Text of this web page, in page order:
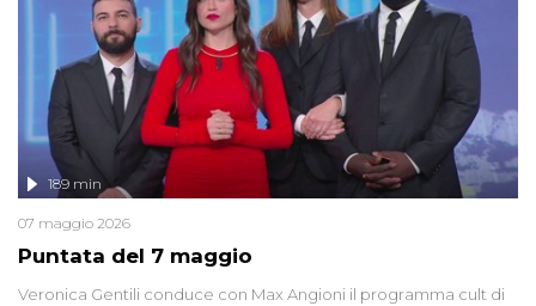
Puntata del 7 maggio
189 min
07 maggio 2026
Veronica Gentili conduce con Max Angioni il programma cult di